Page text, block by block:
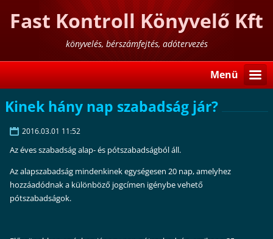
Fast Kontroll Könyvelő Kft
könyvelés, bérszámfejtés, adótervezés
Menü
Kinek hány nap szabadság jár?
2016.03.01 11:52
Az éves szabadság alap- és pótszabadságból áll.
Az alapszabadság mindenkinek egységesen 20 nap, amelyhez
hozzáadódnak a különböző jogcímen igénybe vehető
pótszabadságok.